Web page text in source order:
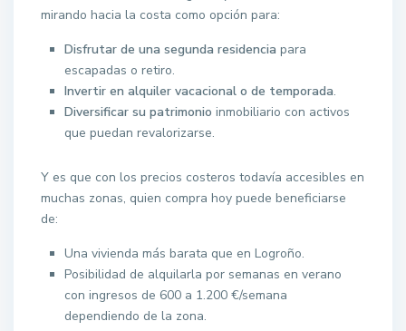
mirando hacia la costa como opción para:
Disfrutar de una segunda residencia para
escapadas o retiro.
Invertir en alquiler vacacional o de temporada.
Diversificar su patrimonio inmobiliario con activos
que puedan revalorizarse.
Y es que con los precios costeros todavía accesibles en
muchas zonas, quien compra hoy puede beneficiarse
de:
Una vivienda más barata que en Logroño.
Posibilidad de alquilarla por semanas en verano
con ingresos de 600 a 1.200 €/semana
dependiendo de la zona.